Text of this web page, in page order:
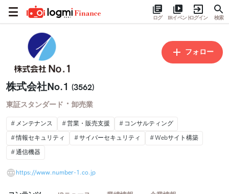
ログ IRイベントログイン 検索
フォロー
株式会社No.1 (3562)
東証スタンダード ・ 卸売業
メンテナンス 営業・販売支援
コンサルティング
情報セキュリティ
サイバーセキュリティ
Webサイト構築
通信機器
https://www.number-1.co.jp